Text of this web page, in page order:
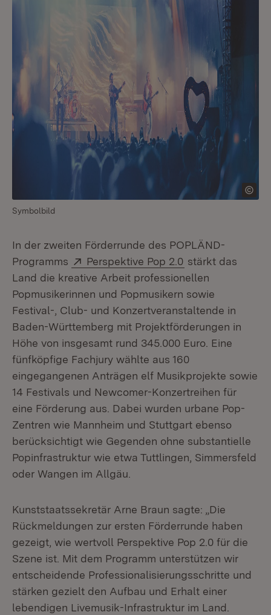
Symbolbild
In der zweiten Förderrunde des POPLÄND-
Programms
Extern:
Perspektive Pop 2.0 (Öffnet in neuem
stärkt das
Land die kreative Arbeit professionellen
Popmusikerinnen und Popmusikern sowie
Festival-, Club- und Konzertveranstaltende in
Baden-Württemberg mit Projektförderungen in
Höhe von insgesamt rund 345.000 Euro. Eine
fünfköpfige Fachjury wählte aus 160
eingegangenen Anträgen elf Musikprojekte sowie
14 Festivals und Newcomer-Konzertreihen für
eine Förderung aus. Dabei wurden urbane Pop-
Zentren wie Mannheim und Stuttgart ebenso
berücksichtigt wie Gegenden ohne substantielle
Popinfrastruktur wie etwa Tuttlingen, Simmersfeld
oder Wangen im Allgäu.
Kunststaatssekretär Arne Braun sagte: „Die
Rückmeldungen zur ersten Förderrunde haben
gezeigt, wie wertvoll Perspektive Pop 2.0 für die
Szene ist. Mit dem Programm unterstützen wir
entscheidende Professionalisierungsschritte und
stärken gezielt den Aufbau und Erhalt einer
lebendigen Livemusik-Infrastruktur im Land.